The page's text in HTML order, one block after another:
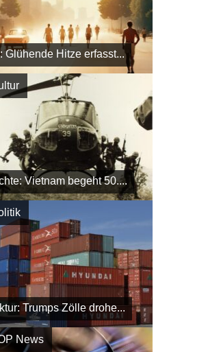
Glühende Hitze erfasst...
Vietnam begeht 50....
Trumps Zölle drohe...
News